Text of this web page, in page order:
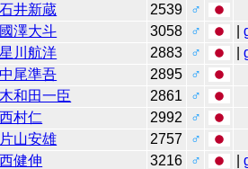
石井新蔵 2539
♂
國澤大斗 3058 ♂ |
星川航洋 2883 ♂ |
中尾準吾 2895
♂
木和田一臣 2861
♂
西村仁 2992
♂
片山安雄 2757
♂
西健伸 3216 ♂ |